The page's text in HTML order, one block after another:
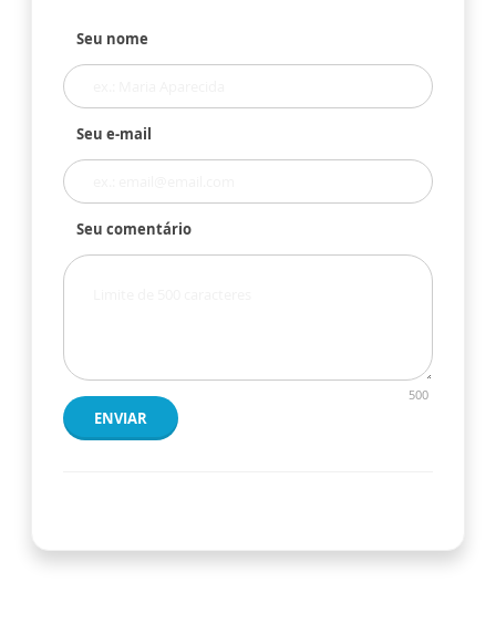
Seu nome
Seu e-mail
Seu comentário
500
ENVIAR